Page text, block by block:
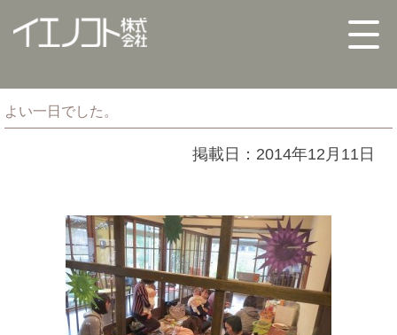
よい一日でした。
掲載日：2014年12月11日